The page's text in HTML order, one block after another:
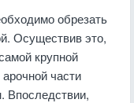
обрезать
Осуществив это,
крупной
части
Впоследствии,